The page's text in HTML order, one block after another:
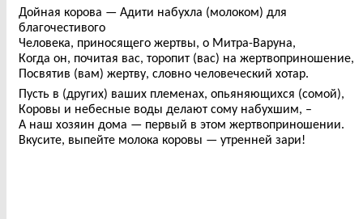
Дойная корова — Адити набухла (молоком) для
благочестивого
Человека, приносящего жертвы, о Митра-Варуна,
Когда он, почитая вас, торопит (вас) на жертвоприношение,
Посвятив (вам) жертву, словно человеческий хотар.
Пусть в (других) ваших племенах, опьяняющихся (сомой),
Коровы и небесные воды делают сому набухшим, –
А наш хозяин дома — первый в этом жертвоприношении.
Вкусите, выпейте молока коровы — утренней зари!